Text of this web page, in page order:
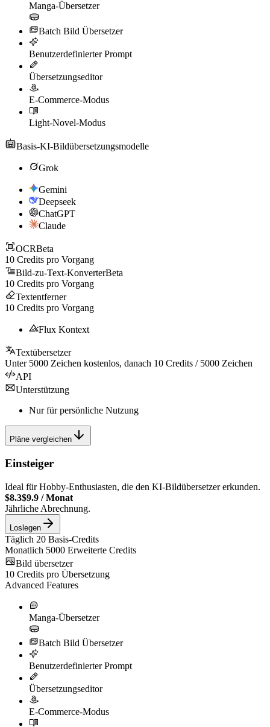
Manga-Übersetzer
Batch Bild Übersetzer
Benutzerdefinierter Prompt
Übersetzungseditor
E-Commerce-Modus
Light-Novel-Modus
Basis-KI-Bildübersetzungsmodelle
Grok
Gemini
Deepseek
ChatGPT
Claude
OCRBeta
10 Credits pro Vorgang
Bild-zu-Text-KonverterBeta
10 Credits pro Vorgang
Textentferner
10 Credits pro Vorgang
Flux Kontext
Textübersetzer
Unter 5000 Zeichen kostenlos, danach 10 Credits / 5000 Zeichen
API
Unterstützung
Nur für persönliche Nutzung
Pläne vergleichen
Einsteiger
Ideal für Hobby-Enthusiasten, die den KI-Bildübersetzer erkunden.
$8.3$9.9 /Monat
Jährliche Abrechnung.
Loslegen
Täglich 20 Basis-Credits
Monatlich 5000 Erweiterte Credits
Bild übersetzer
10 Credits pro Übersetzung
Advanced Features
Manga-Übersetzer
Batch Bild Übersetzer
Benutzerdefinierter Prompt
Übersetzungseditor
E-Commerce-Modus